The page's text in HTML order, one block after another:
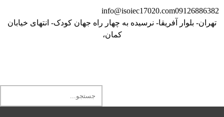
09126886382
info@isoiec17020.com
تهران- بلوار آفریقا- نرسیده به چهار راه جهان کودک- انتهای خیابان
کمان،